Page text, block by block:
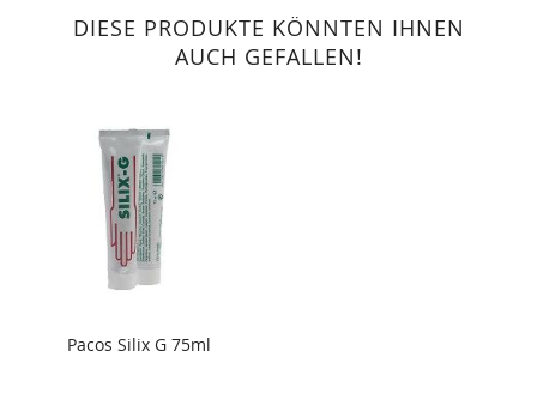
DIESE PRODUKTE KÖNNTEN IHNEN
AUCH GEFALLEN!
Pacos Silix G 75ml